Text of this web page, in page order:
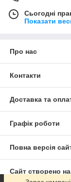
Сьогодні
Показати
Про нас
Контакти
Доставка та
Графік роботи
Повна версія
Сайт створено